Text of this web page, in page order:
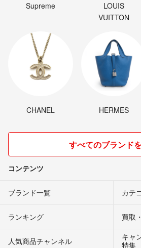
Supreme
LOUIS
VUITTON
CHANEL HERMES
すべてのブランド
コンテンツ
ブランド一覧 カテ
ランキング 買取
人気商品チャンネル
キャ
特集